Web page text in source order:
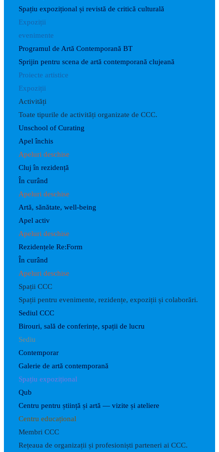
Spațiu expozițional și revistă de critică culturală
Expoziții
evenimente
Programul de Artă Contemporană BT
Sprijin pentru scena de artă contemporană clujeană
Proiecte artistice
Expoziții
Activități
Toate tipurile de activități organizate de CCC.
Unschool of Curating
Apel închis
Apeluri deschise
Cluj în rezidență
În curând
Apeluri deschise
Artă, sănătate, well-being
Apel activ
Apeluri deschise
Rezidențele Re:Form
În curând
Apeluri deschise
Spații CCC
Spații pentru evenimente, rezidențe, expoziții și colaborări.
Sediul CCC
Birouri, sală de conferințe, spații de lucru
Sediu
Contemporar
Galerie de artă contemporană
Spațiu expozițional
Qub
Centru pentru știință și artă — vizite și ateliere
Centru educațional
Membri CCC
Rețeaua de organizații și profesioniști parteneri ai CCC.